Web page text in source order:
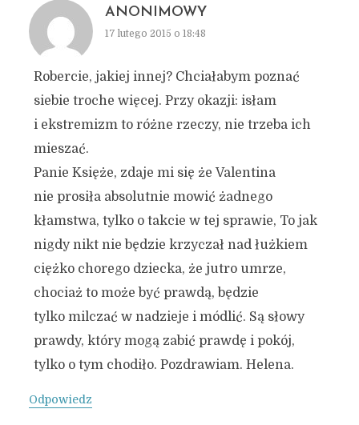
ANONIMOWY
17 lutego 2015 o 18:48
Robercie, jakiej innej? Chciałabym poznać
siebie troche więcej. Przy okazji: isłam
i ekstremizm to różne rzeczy, nie trzeba ich
mieszać.
Panie Księże, zdaje mi się że Valentina
nie prosiła absolutnie mowić żadnego
kłamstwa, tylko o takcie w tej sprawie, To jak
nigdy nikt nie będzie krzyczał nad łużkiem
ciężko chorego dziecka, że jutro umrze,
chociaż to może być prawdą, będzie
tylko milczać w nadzieje i módlić. Są słowy
prawdy, który mogą zabić prawdę i pokój,
tylko o tym chodiło. Pozdrawiam. Helena.
Odpowiedz